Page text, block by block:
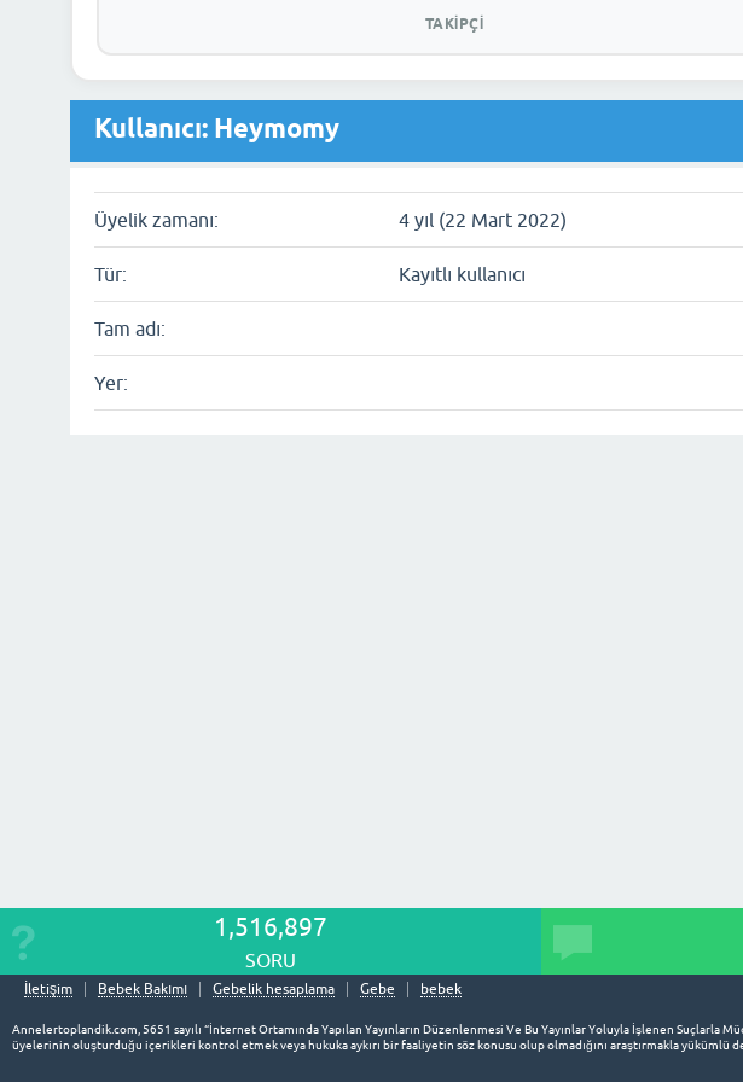
TAKIPÇI
Kullanıcı: Heymomy
Üyelik zamanı: 4 yıl (22 Mart 2022)
Tür: Kayıtlı kullanıcı
Tam adı:
Yer:
1,516,897
SORU
İletişim Bebek Bakımı Gebelik hesaplama Gebe bebek
Annelertoplandik.com, 5651 sayılı “İnternet Ortamında Yapılan Yayınların Düzenlenmesi Ve Bu Yayınlar Yoluyla İşlenen Suçlarla
üyelerinin oluşturduğu içerikleri kontrol etmek veya hukuka aykırı bir faaliyetin söz konusu olup olmadığını araştırmakla yükümlü